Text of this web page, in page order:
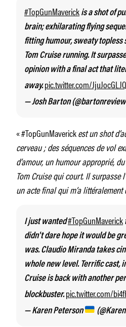
#TopGunMaverick is a shot of
brain; exhilarating flying
fitting humour, sweaty topless
Tom Cruise running. It
opinion with a final act that
away.pic.twitter.com/JjuJocGLJQ
— Josh Barton
« #TopGunMaverickest un shot
cerveau ; des séquences de vol
d’amour, un humour approprié,
Tom Cruise qui court. Il surpasse
un acte final qui m’a
I just wanted#TopGunMaverick
didn't dare hope it would be
was. Claudio Miranda takes
whole new level. Terrific cast,
Cruise is back with another
blockbuster.pic.twitter.com/
— Karen Peterson